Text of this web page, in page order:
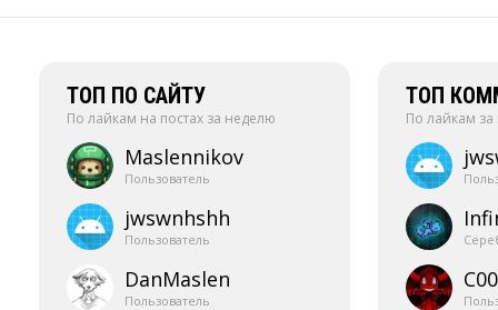
ТОП ПО САЙТУ
По лайкам на постах за неделю
Maslennikov
Пользователь
jwswnhshh
Пользователь
DanMaslen
Пользователь
ТОП
По лайкам